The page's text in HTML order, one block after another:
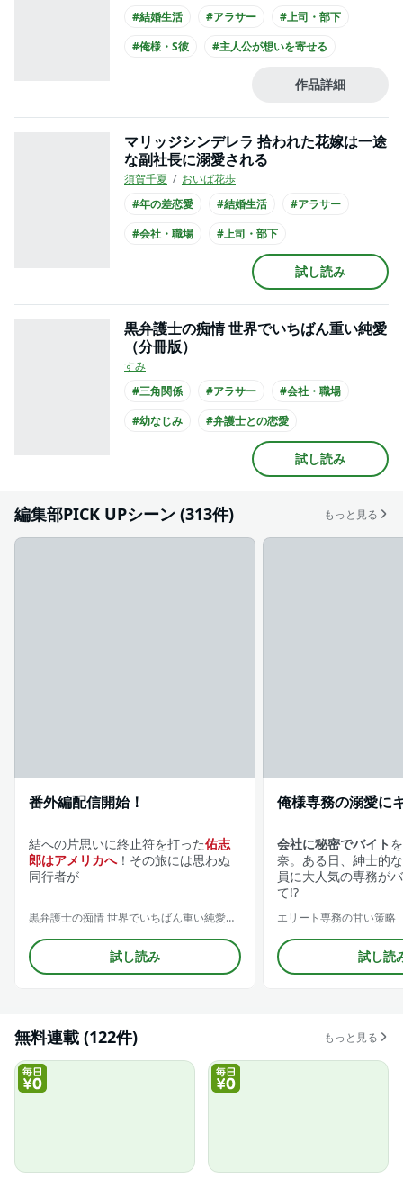
#結婚生活
#アラサー
#上司・部下
#俺様・S彼
#主人公が想いを寄せる
#王子様系男子
#スーツ
作品詳細
マリッジシンデレラ 拾われた花嫁は一途
な副社長に溺愛される
須賀千夏
おいば花歩
#年の差恋愛
#結婚生活
#アラサー
#会社・職場
#上司・部下
#社長との恋愛
#主人公が会社員
#スーツ
試し読み
黒弁護士の痴情 世界でいちばん重い純愛
（分冊版）
すみ
#三角関係
#アラサー
#会社・職場
#幼なじみ
#弁護士との恋愛
#クール男子
#主人公が会社員
#スーツ
試し読み
編集部PICK UPシーン (313件) もっと見る
番外編配信開始！
結への片思いに終止符を打った佑志
郎はアメリカへ！その旅には思わぬ
同行者が──
黒弁護士の痴情 世界でいちばん重い純愛（分冊版）
試し読み
俺様専務の溺愛に
会社に秘密でバイト
奈。ある日、紳士的
員に大人気の専務が
て!?
エリート専務の甘い策略
試し読
無料連載 (122件) もっと見る